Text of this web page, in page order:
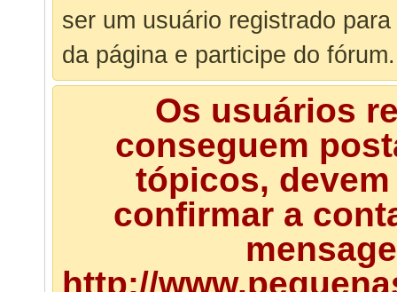
ser um usuário registrado
da página e participe do fórum.
Os usuários
conseguem
tópicos,
confirmar a
http://